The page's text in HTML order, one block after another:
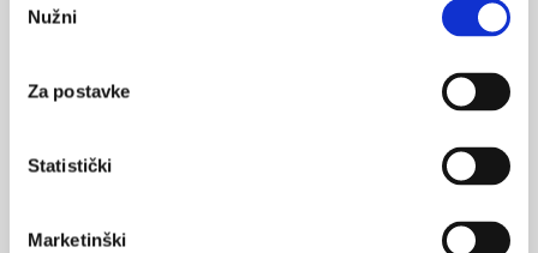
pristanka
Nužni
Za postavke
Statistički
Marketinški